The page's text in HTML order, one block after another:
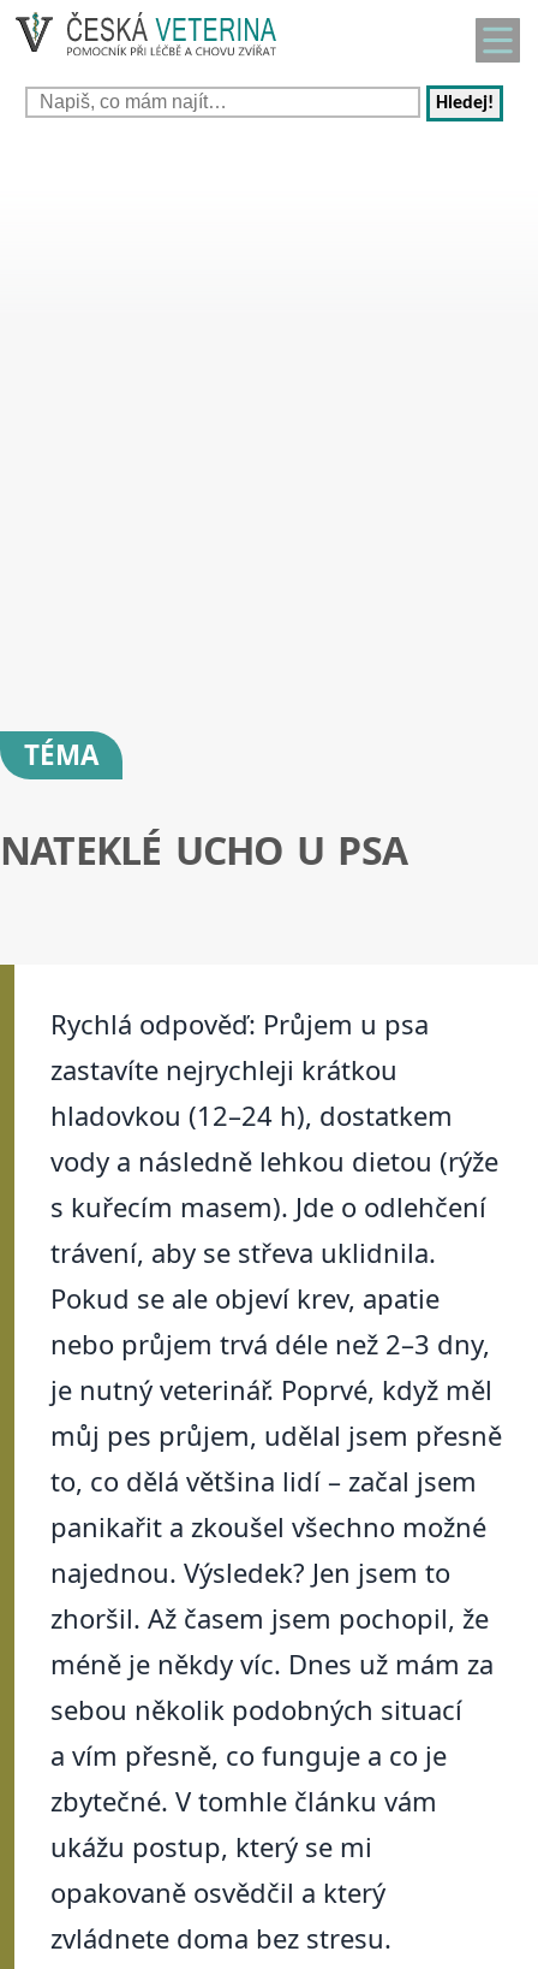
Hledej!
TÉMA
NATEKLÉ UCHO U PSA
Rychlá odpověď: Průjem u psa
zastavíte nejrychleji krátkou
hladovkou (12–24 h), dostatkem
vody a následně lehkou dietou (rýže
s kuřecím masem). Jde o odlehčení
trávení, aby se střeva uklidnila.
Pokud se ale objeví krev, apatie
nebo průjem trvá déle než 2–3 dny,
je nutný veterinář. Poprvé, když měl
můj pes průjem, udělal jsem přesně
to, co dělá většina lidí – začal jsem
panikařit a zkoušel všechno možné
najednou. Výsledek? Jen jsem to
zhoršil. Až časem jsem pochopil, že
méně je někdy víc. Dnes už mám za
sebou několik podobných situací
a vím přesně, co funguje a co je
zbytečné. V tomhle článku vám
ukážu postup, který se mi
opakovaně osvědčil a který
zvládnete doma bez stresu.